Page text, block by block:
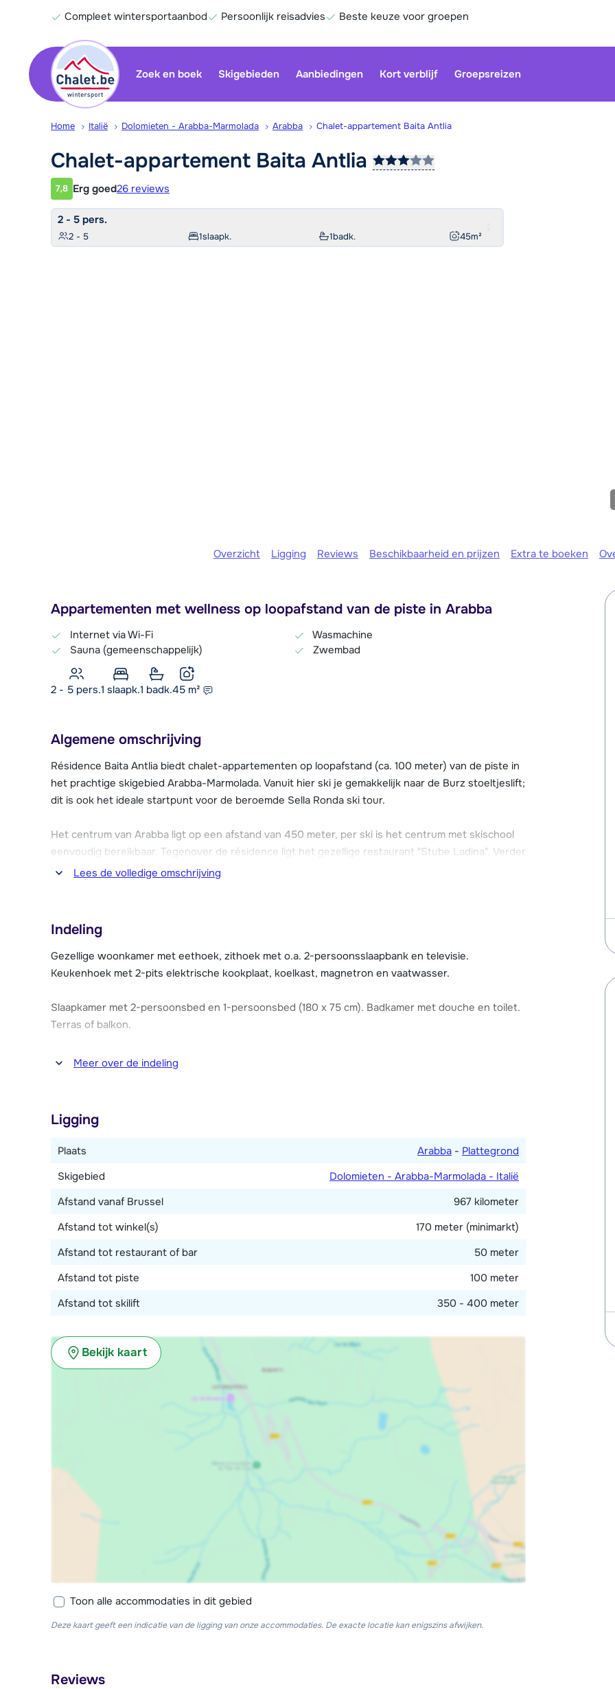
Compleet wintersportaanbod Persoonlijk reisadvies Beste keuze voor groepen
Zoek en boek Skigebieden Aanbiedingen Kort verblijf Groepsreizen
Home Italië Dolomieten - Arabba-Marmolada Arabba Chalet-appartement Baita Antlia
Chalet-appartement Baita Antlia
Klantwaardering
7,8 Erg goed26 reviews
2 - 5 pers.
2 - 5 1slaapk. 1badk. 45m²
Overzicht Ligging Reviews Beschikbaarheid en prijzen Extra te boeken
Appartementen met wellness op loopafstand van de piste in Arabba
Internet via Wi-Fi
Sauna (gemeenschappelijk)
Wasmachine
Zwembad
2 - 5 pers.1 slaapk.1 badk.45 m²
Algemene omschrijving
Résidence Baita Antlia biedt chalet-appartementen op loopafstand (ca. 100 meter) van de piste in
het prachtige skigebied Arabba-Marmolada. Vanuit hier ski je gemakkelijk naar de Burz stoeltjeslift;
dit is ook het ideale startpunt voor de beroemde Sella Ronda ski tour.
Het centrum van Arabba ligt op een afstand van 450 meter, per ski is het centrum met skischool
eenvoudig bereikbaar. Tegenover de résidence ligt het gezellige restaurant "Stube Ladina". Verder
is er in de résidence een barretje aanwezig waar je gezellig kunt zitten en een drankje kunt
Résidence Baita Antlia beschikt over wellness faciliteiten (o.a. een zwembadje, sauna en Turks
stoombad) waar gasten tot rust kunnen komen. Gebruik van het face solarium is tegen betaling.
Deze chalet-appartementen beschikken dus over alle ingrediënten voor een heerlijke skivakantie
Lees de volledige omschrijving
Indeling
Gezellige woonkamer met eethoek, zithoek met o.a. 2-persoonsslaapbank en televisie.
Keukenhoek met 2-pits elektrische kookplaat, koelkast, magnetron en vaatwasser.
Slaapkamer met 2-persoonsbed en 1-persoonsbed (180 x 75 cm). Badkamer met douche en toilet.
Terras of balkon.
Meer over de indeling
Ligging
Plaats Arabba - Plattegrond
Skigebied
Dolomieten - Arabba-Marmolada - Italië
Afstand vanaf Brussel
967 kilometer
Afstand tot winkel(s)
170 meter (minimarkt)
Afstand tot restaurant of bar
50 meter
Afstand tot piste
100 meter
Afstand tot skilift
350 - 400 meter
Bekijk kaart
Toon alle accommodaties in dit gebied
Deze kaart geeft een indicatie van de ligging van onze accommodaties. De exacte locatie kan enigszins afwijken.
Reviews